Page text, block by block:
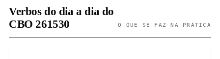
Verbos do dia a dia do
CBO 261530
O QUE SE FAZ NA PRÁTICA